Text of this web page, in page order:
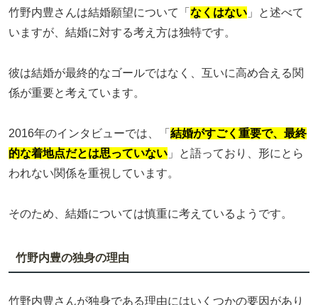
竹野内豊さんは結婚願望について「 なくはない 」と述べて
いますが、結婚に対する考え方は独特です。
彼は結婚が最終的なゴールではなく、互いに高め合える関
係が重要と考えています。
2016年のインタビューでは、「 結婚がすごく重要で、最終
的な着地点だとは思っていない 」と語っており、形にとら
われない関係を重視しています。
そのため、結婚については慎重に考えているようです。
竹野内豊の独身の理由
竹野内豊さんが独身である理由にはいくつかの要因があり